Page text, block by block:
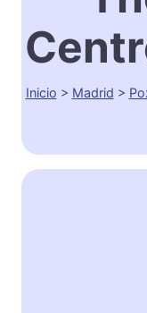
Inicio > Madrid >